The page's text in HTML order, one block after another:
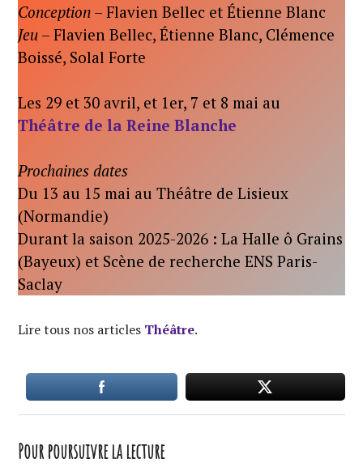
Conception – Flavien Bellec et Étienne Blanc
Jeu – Flavien Bellec, Étienne Blanc, Clémence
Boissé, Solal Forte
Les 29 et 30 avril, et 1er, 7 et 8 mai au
Théâtre de la Reine Blanche
Prochaines dates
Du 13 au 15 mai au Théâtre de Lisieux
(Normandie)
Durant la saison 2025-2026 : La Halle ô Grains
(Bayeux) et Scène de recherche ENS Paris-
Saclay
Lire tous nos articles Théâtre.
Pour poursuivre la lecture